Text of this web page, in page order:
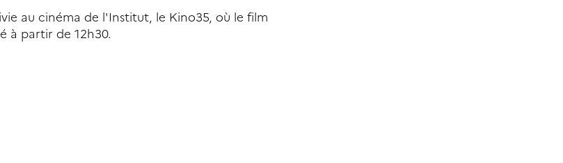
au cinéma de l'Institut, le Kino35, où le film
à partir de 12h30.